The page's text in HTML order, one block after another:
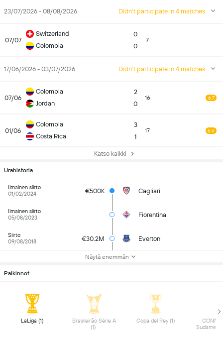
23/07/2026 - 08/08/2026 Didn't participate in 4 matches
07/07
Switzerland
Colombia
0
0
7
17/06/2026 - 03/07/2026 Didn't participate in 4 matches
07/06
Colombia
Jordan
2
0
16 6.7
01/06
Colombia
Costa Rica
3
1
17 6.6
Katso kaikki
Urahistoria
Ilmainen siirto
01/02/2024
€500K Cagliari
Ilmainen siirto
05/08/2023
Fiorentina
Siirto
09/08/2018
€30.2M Everton
Näytä enemmän
Palkinnot
Brasileirão Série A